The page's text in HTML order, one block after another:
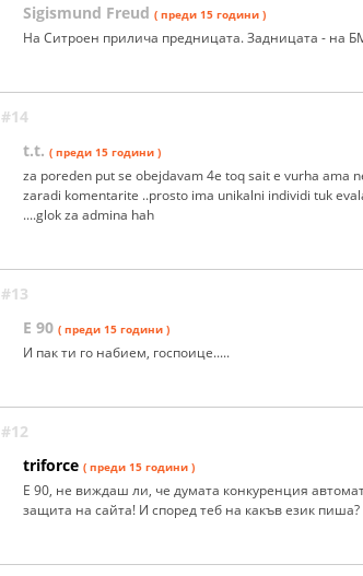
Sigismund Freud ( преди 15 години )
На Ситроен прилича предницата. Задницата - на
#14
t.t. ( преди 15 години )
za poreden put se obejdavam 4e toq sait e vurha ama
zaradi komentarite ..prosto ima unikalni individi tuk
....glok za admina hah
#13
Е 90 ( преди 15 години )
И пак ти го набием, госпоице.....
#12
triforce ( преди 15 години )
Е 90, не виждаш ли, че думата конкуpенция
защита на сайта! И според теб на какъв език пиша?